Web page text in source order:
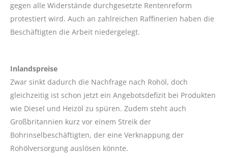
gegen alle Widerstände durchgesetzte Rentenreform
protestiert wird. Auch an zahlreichen Raffinerien haben die
Beschäftigten die Arbeit niedergelegt.
Inlandspreise
Zwar sinkt dadurch die Nachfrage nach Rohöl, doch
gleichzeitig ist schon jetzt ein Angebotsdefizit bei Produkten
wie Diesel und Heizöl zu spüren. Zudem steht auch
Großbritannien kurz vor einem Streik der
Bohrinselbeschäftigten, der eine Verknappung der
Rohölversorgung auslösen könnte.